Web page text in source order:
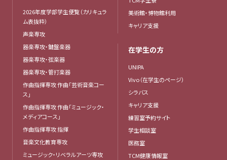
2026年度学部学生便覧（カリキュラ
ム表抜粋）
声楽専攻
器楽専攻・鍵盤楽器
器楽専攻・弦楽器
器楽専攻・管打楽器
作曲指揮専攻 作曲「芸術音楽コー
ス」
作曲指揮専攻 作曲「ミュージック・
メディアコース」
作曲指揮専攻 指揮
音楽文化教育専攻
ミュージック・リベラルアーツ専攻
美術館・博物館利用
キャリア支援
在学生の方
UNIPA
Vivo（在学生のページ）
シラバス
キャリア支援
練習室予約サイト
学生相談室
医務室
TCM健康情報室